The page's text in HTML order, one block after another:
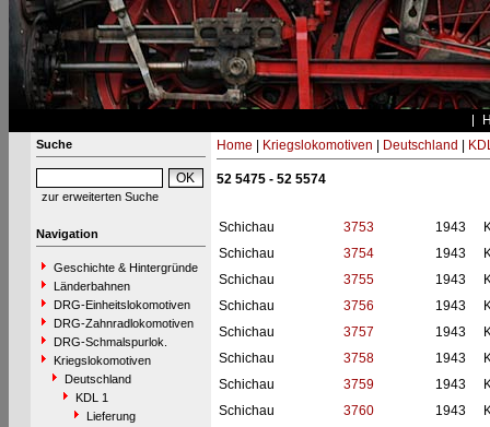
Suche
zur erweiterten Suche
Navigation
Geschichte & Hintergründe
Länderbahnen
DRG-Einheitslokomotiven
DRG-Zahnradlokomotiven
DRG-Schmalspurlok.
Kriegslokomotiven
Deutschland
KDL 1
Lieferung
Home Kriegslokomotiven Deutschland
52 5475 - 52 5574
Schichau 3753 1943
Schichau
3754 1943
Schichau
3755 1943
Schichau
3756 1943
Schichau
3757 1943
Schichau
3758 1943
Schichau
3759 1943
Schichau
3760 1943